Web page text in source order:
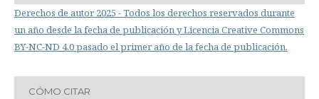
Derechos de autor 2025 - Todos los derechos reservados durante
un año desde la fecha de publicación y Licencia Creative Commons
BY-NC-ND 4.0 pasado el primer año de la fecha de publicación.
CÓMO CITAR